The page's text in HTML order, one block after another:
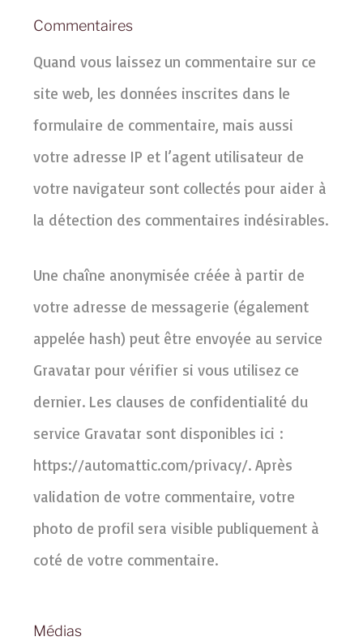
Commentaires
Quand vous laissez un commentaire sur ce
site web, les données inscrites dans le
formulaire de commentaire, mais aussi
votre adresse IP et l’agent utilisateur de
votre navigateur sont collectés pour aider à
la détection des commentaires indésirables.
Une chaîne anonymisée créée à partir de
votre adresse de messagerie (également
appelée hash) peut être envoyée au service
Gravatar pour vérifier si vous utilisez ce
dernier. Les clauses de confidentialité du
service Gravatar sont disponibles ici :
https://automattic.com/privacy/. Après
validation de votre commentaire, votre
photo de profil sera visible publiquement à
coté de votre commentaire.
Médias